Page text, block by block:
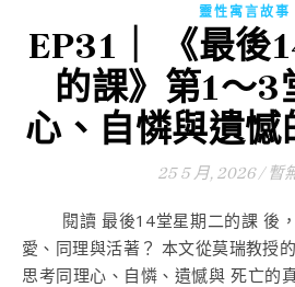
靈性寓言故事
EP31｜ 《最後
的課》第1～3
心、自憐與遺憾
25 5 月, 2026 / 暫
閱讀 最後14堂星期二的課 後，我們是否也能重新學會
愛、同理與活著？ 本文從莫瑞教授
思考同理心、自憐、遺憾與 死亡的